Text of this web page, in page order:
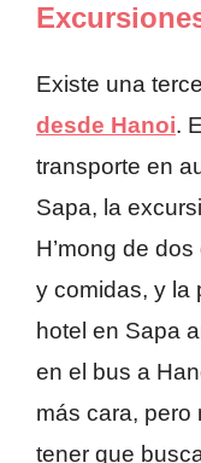
Existe una
desde Hanoi.
transporte en
Sapa, la
H’mong de
y comidas, y la
hotel en Sapa
en el bus a
más cara, pero
tener que